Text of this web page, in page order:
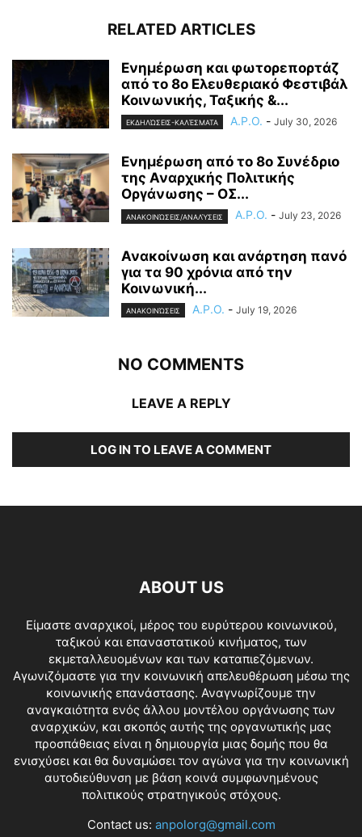
RELATED ARTICLES
Ενημέρωση και φωτορεπορτάζ
από το 8ο Ελευθεριακό Φεστιβάλ
Κοινωνικής, Ταξικής &...
ΕΚΔΗΛΏΣΕΙΣ-ΚΑΛΈΣΜΑΤΑ A.P.O. - July 30, 2026
Ενημέρωση από το 8ο Συνέδριο
της Αναρχικής Πολιτικής
Οργάνωσης – ΟΣ...
ΑΝΑΚΟΙΝΏΣΕΙΣ/ΑΝΑΛΎΣΕΙΣ A.P.O. - July 23, 2026
Ανακοίνωση και ανάρτηση πανό
για τα 90 χρόνια από την
Κοινωνική...
ΑΝΑΚΟΙΝΏΣΕΙΣ A.P.O. - July 19, 2026
NO COMMENTS
LEAVE A REPLY
LOG IN TO LEAVE A COMMENT
ABOUT US
Είμαστε αναρχικοί, μέρος του ευρύτερου κοινωνικού,
ταξικού και επαναστατικού κινήματος, των
εκμεταλλευομένων και των καταπιεζόμενων.
Αγωνιζόμαστε για την κοινωνική απελευθέρωση μέσω της
κοινωνικής επανάστασης. Αναγνωρίζουμε την
αναγκαιότητα ενός άλλου μοντέλου οργάνωσης των
αναρχικών, και σκοπός αυτής της οργανωτικής μας
προσπάθειας είναι η δημιουργία μιας δομής που θα
ενισχύσει και θα δυναμώσει τον αγώνα για την κοινωνική
αυτοδιεύθυνση με βάση κοινά συμφωνημένους
πολιτικούς στρατηγικούς στόχους.
Contact us: anpolorg@gmail.com